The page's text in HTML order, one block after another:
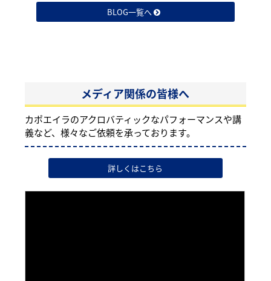
BLOG一覧へ
メディア関係の皆様へ
カポエイラのアクロバティックなパフォーマンスや講
義など、様々なご依頼を承っております。
詳しくはこちら